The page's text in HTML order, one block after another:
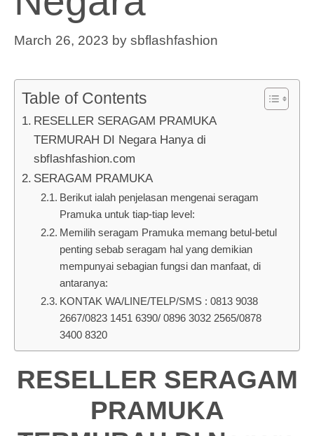
March 26, 2023 by sbflashfashion
Table of Contents
RESELLER SERAGAM PRAMUKA
TERMURAH DI Negara Hanya di
sbflashfashion.com
SERAGAM PRAMUKA
Berikut ialah penjelasan mengenai seragam
Pramuka untuk tiap-tiap level:
Memilih seragam Pramuka memang betul-betul
penting sebab seragam hal yang demikian
mempunyai sebagian fungsi dan manfaat, di
antaranya:
KONTAK WA/LINE/TELP/SMS : 0813 9038
2667/0823 1451 6390/ 0896 3032 2565/0878
3400 8320
RESELLER SERAGAM
PRAMUKA